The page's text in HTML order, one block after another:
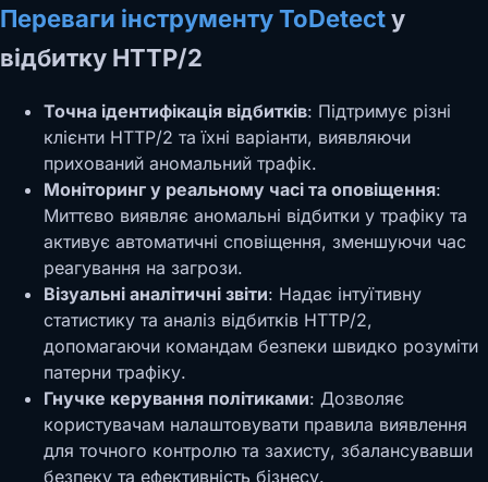
Переваги інструменту ToDetectу
відбитку HTTP/2
Точна ідентифікація відбитків: Підтримує різні
клієнти HTTP/2 та їхні варіанти, виявляючи
прихований аномальний трафік.
Моніторинг у реальному часі та оповіщення:
Миттєво виявляє аномальні відбитки у трафіку та
активує автоматичні сповіщення, зменшуючи час
реагування на загрози.
Візуальні аналітичні звіти: Надає інтуїтивну
статистику та аналіз відбитків HTTP/2,
допомагаючи командам безпеки швидко розуміти
патерни трафіку.
Гнучке керування політиками: Дозволяє
користувачам налаштовувати правила виявлення
для точного контролю та захисту, збалансувавши
безпеку та ефективність бізнесу.